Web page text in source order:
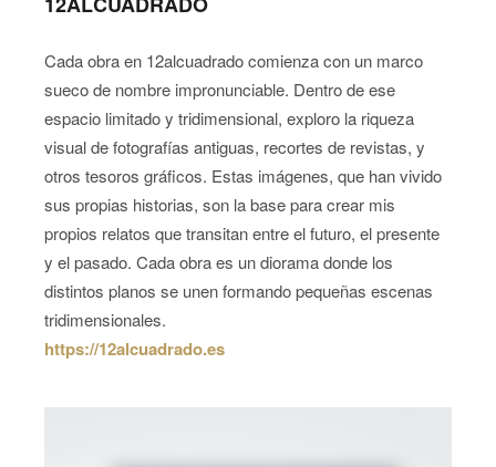
Cada obra en 12alcuadrado comienza con un marco
sueco de nombre impronunciable. Dentro de ese
espacio limitado y tridimensional, exploro la riqueza
visual de fotografías antiguas, recortes de revistas, y
otros tesoros gráficos. Estas imágenes, que han vivido
sus propias historias, son la base para crear mis
propios relatos que transitan entre el futuro, el presente
y el pasado. Cada obra es un diorama donde los
distintos planos se unen formando pequeñas escenas
tridimensionales.
https://12alcuadrado.es